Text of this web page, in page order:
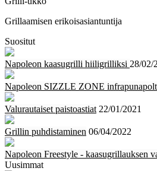
Grillaamisen erikoisasiantuntija
Suositut
Napoleon kaasugrilli hiiligrilliksi 28/02/
Napoleon SIZZLE ZONE
Valurautaiset paistoastiat 22/01/2021
Grillin puhdistaminen 06/04/2022
Napoleon Freestyle - kaasugrillauksen
Uusimmat